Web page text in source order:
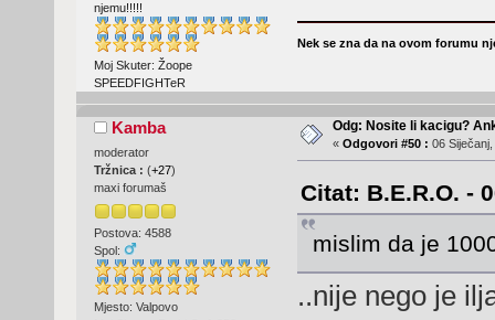
njemu!!!!!
Moj Skuter: Žoope
SPEEDFIGHTeR
Nek se zna da na ovom forumu
Kamba
moderator
Tržnica : (+27)
maxi forumaš
Postova: 4588
Spol:
Mjesto: Valpovo
Odg: Nosite li kacigu?
« Odgovori #50 : 06
Citat: B.E.R.O. -
mislim da je
..nije nego je